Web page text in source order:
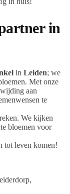
in
in Leiden; we
Met onze
aan
te
We kijken
bloemen voor
tot leven komen!